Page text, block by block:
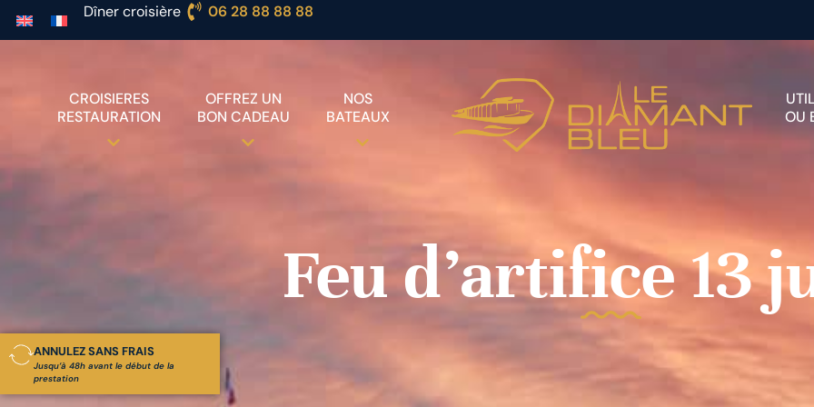
Dîner croisière 06 28 88 88 88
CROISIERES
RESTAURATION
OFFREZ UN
BON CADEAU
NOS
BATEAUX
OU
Feu d’artifice 13
ANNULEZ SANS FRAIS
Jusqu’à 48h avant le début de la
prestation